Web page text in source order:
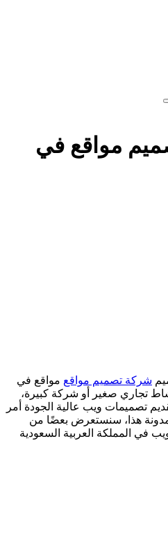
مواقع في
شركة تصميم مواقع مواقع في
تجاري صغير أو شركة كبيرة،
تصميمات ويب عالية الجودة أمر
هذا، سنستعرض بعضًا من
في المملكة العربية السعودية